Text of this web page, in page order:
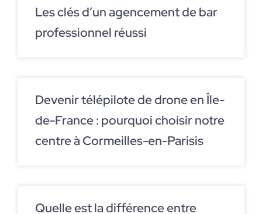
Les clés d’un agencement de bar
professionnel réussi
Devenir télépilote de drone en Île-
de-France : pourquoi choisir notre
centre à Cormeilles-en-Parisis
Quelle est la différence entre